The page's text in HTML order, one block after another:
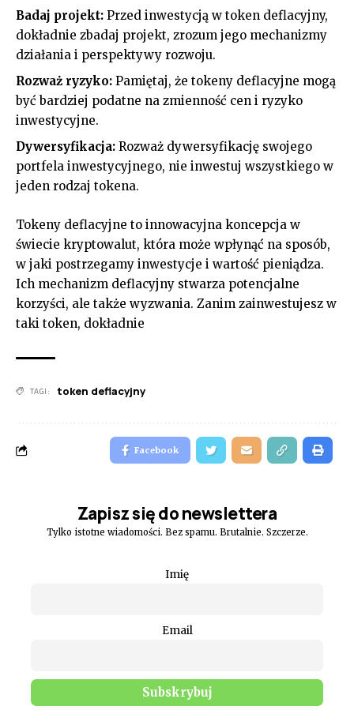
Badaj projekt: Przed inwestycją w token deflacyjny,
dokładnie zbadaj projekt, zrozum jego mechanizmy
działania i perspektywy rozwoju.
Rozważ ryzyko: Pamiętaj, że tokeny deflacyjne mogą
być bardziej podatne na zmienność cen i ryzyko
inwestycyjne.
Dywersyfikacja: Rozważ dywersyfikację swojego
portfela inwestycyjnego, nie inwestuj wszystkiego w
jeden rodzaj tokena.
Tokeny deflacyjne to innowacyjna koncepcja w
świecie kryptowalut, która może wpłynąć na sposób,
w jaki postrzegamy inwestycje i wartość pieniądza.
Ich mechanizm deflacyjny stwarza potencjalne
korzyści, ale także wyzwania. Zanim zainwestujesz w
taki token, dokładnie
TAGI: token deflacyjny
Facebook
Zapisz się do newslettera
Tylko istotne wiadomości. Bez spamu. Brutalnie. Szczerze.
Imię
Email